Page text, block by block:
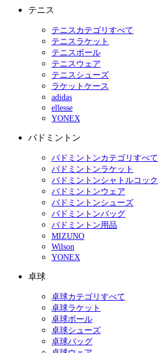
テニス
テニスカテゴリすべて
テニスラケット
テニスボール
テニスウェア
テニスシューズ
ラケットケース
adidas
ellesse
YONEX
バドミントン
バドミントンカテゴリすべて
バドミントンラケット
バドミントンシャトルコック
バドミントンウェア
バドミントンシューズ
バドミントンバッグ
バドミントン用品
MIZUNO
Wilson
YONEX
卓球
卓球カテゴリすべて
卓球ラケット
卓球ボール
卓球シューズ
卓球バッグ